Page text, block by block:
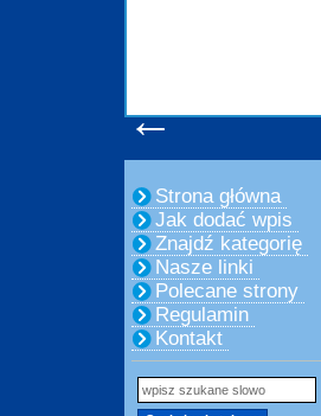
←
Strona główna
Jak dodać wpis
Znajdź kategorię
Nasze linki
Polecane strony
Regulamin
Kontakt